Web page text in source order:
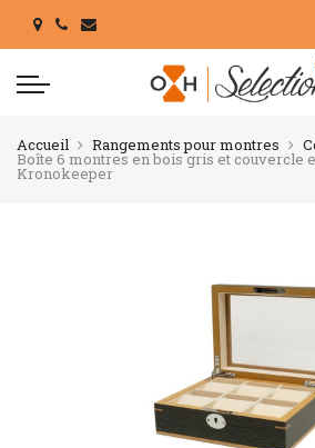
Accueil Rangements pour montres
Boîte 6 montres en bois gris et couvercle
Kronokeeper